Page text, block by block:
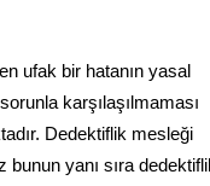
ufak bir hatanın yasal
karşılaşılmaması
Dedektiflik mesleği
yanı sıra